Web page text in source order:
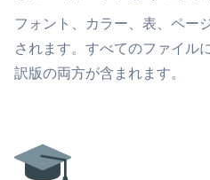
フォント、カラー、表、ペー
されます。すべてのファイル
訳版の両方が含まれます。